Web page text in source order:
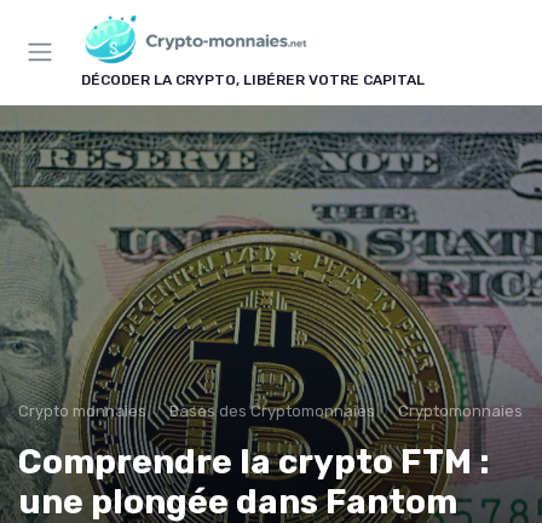
DÉCODER LA CRYPTO, LIBÉRER VOTRE CAPITAL
Crypto monnaies Bases des Cryptomonnaies Cryptomonnaies
Comprendre la crypto FTM :
une plongée dans Fantom
Panneau de gestion des cookies